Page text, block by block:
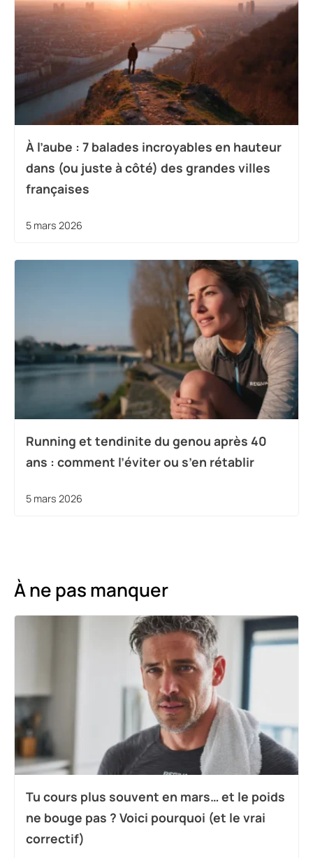
À l’aube : 7 balades incroyables en hauteur
dans (ou juste à côté) des grandes villes
françaises
5 mars 2026
Running et tendinite du genou après 40
ans : comment l’éviter ou s’en rétablir
5 mars 2026
À ne pas manquer
Tu cours plus souvent en mars… et le poids
ne bouge pas ? Voici pourquoi (et le vrai
correctif)